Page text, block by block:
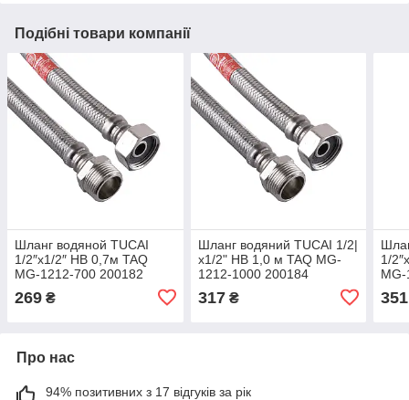
Подібні товари компанії
Шланг водяной TUCAI
1/2″x1/2″ НВ 0,7м TAQ
MG-1212-700 200182
269 ₴
Шланг водяний TUCAI 1/2|
x1/2" НВ 1,0 м TAQ MG-
1212-1000 200184
317₴
1/
351
Про нас
94% позитивних з 17 відгуків за рік